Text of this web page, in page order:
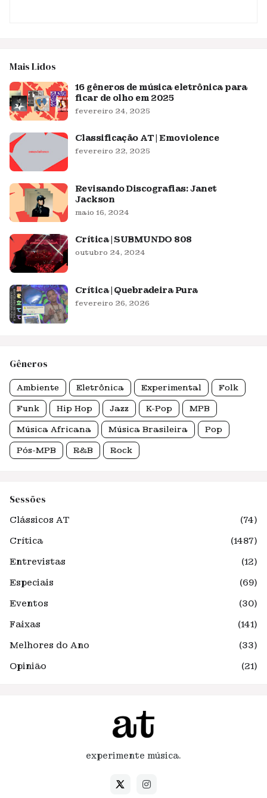
Mais Lidos
16 gêneros de música eletrônica para
ficar de olho em 2025
fevereiro 24, 2025
Classificação AT | Emoviolence
fevereiro 22, 2025
Revisando Discografias: Janet
Jackson
maio 16, 2024
Crítica | SUBMUNDO 808
outubro 24, 2024
Crítica | Quebradeira Pura
fevereiro 26, 2026
Gêneros
Ambiente Eletrônica Experimental Folk
Funk Hip Hop Jazz K-Pop MPB
Música Africana Música Brasileira Pop
Pós-MPB R&B Rock
Sessões
Clássicos AT
(74)
Crítica
(1487)
Entrevistas
(12)
Especiais
(69)
Eventos
(30)
Faixas
(141)
Melhores do Ano
(33)
Opinião
(21)
experimente música.